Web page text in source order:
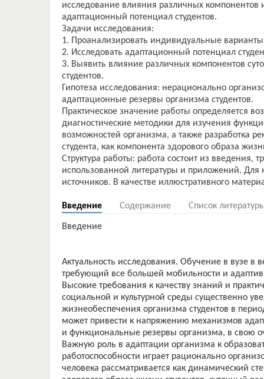
исследование влияния различных
адаптационный потенциал студентов.
Задачи исследования:
1. Проанализировать индивидуальные варианты
2. Исследовать адаптационный потенциал
3. Выявить влияние различных компонентов
студентов.
Гипотеза исследования: нерационально
адаптационные резервы организма студентов.
Практическое значение работы определяется
диагностические методики для изучения
возможностей организма, а также разработка
студента, как компонента здорового образа
Структура работы: работа состоит из введения,
использованной литературы и приложений. Для
Введение Содержание Список
Введение
Актуальность исследования. Обучение в вузе
требующий все большей мобильности и
Высокие требования к качеству знаний и
социальной и культурной среды существенно
жизнеобеспечения организма студентов в
может привести к напряжению механизмов
и функциональные резервы организма, в свою
Важную роль в адаптации организма к
работоспособности играет рационально
человека рассматривается как динамический